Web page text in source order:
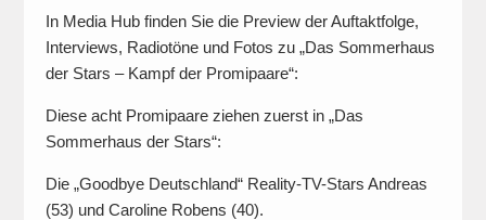
In Media Hub finden Sie die Preview der Auftaktfolge,
Interviews, Radiotöne und Fotos zu „Das Sommerhaus
der Stars – Kampf der Promipaare“:
Diese acht Promipaare ziehen zuerst in „Das
Sommerhaus der Stars“:
Die „Goodbye Deutschland“ Reality-TV-Stars Andreas
(53) und Caroline Robens (40).